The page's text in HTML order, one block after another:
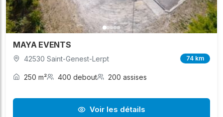
MAYA EVENTS
42530 Saint-Genest-Lerpt 74 km
250 m² 400 debout 200 assises
Voir les détails